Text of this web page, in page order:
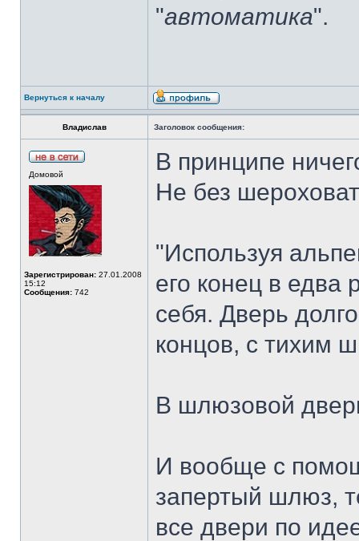
"автоматика".
Вернуться к началу
Владислав Заголовок сообщения:
Домовой
Зарегистрирован: 27.01.2008
15:12
Сообщения: 742
В принципе
Не без
"Используя
его конец в
себя. Дверь
концов, с тихим
В шлюзовой
И вообще с
запертый шлюз,
все двери по